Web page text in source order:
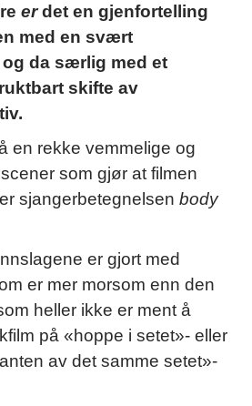
erdet en gjenfortelling
med en svært
da særlig med et
skifte av
en rekke vemmelige og
scener som gjør at filmen
sjangerbetegnelsen body
er gjort med
er mer morsom enn den
heller ikke er ment å
på «hoppe i setet»- eller
av det samme setet»-